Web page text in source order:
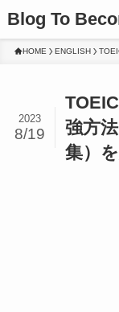
Blog To
HOME ENGLISH
強方
集）
2023
8/19